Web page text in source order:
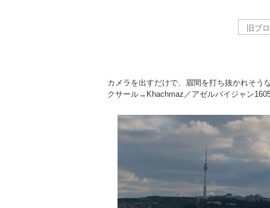
カメラを出すだけで、眉間を打ち抜かれそう
クサール→Khachmaz／アゼルバイジャン